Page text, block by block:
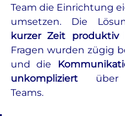
Team die Einrichtung
umsetzen. Die
kurzer Zeit produktiv
Fragen wurden zügig
und die
unkompliziert über
Teams.